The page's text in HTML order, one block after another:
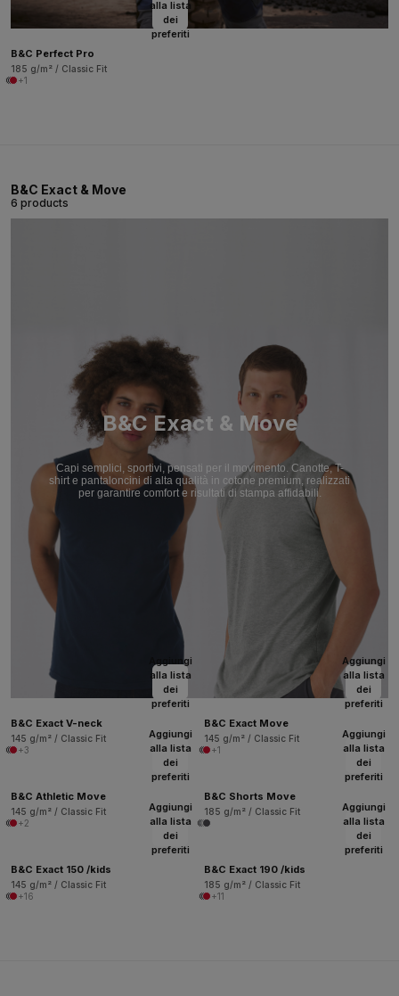
alla lista
dei
preferiti
B&C Perfect Pro
185 g/m² / Classic Fit
+1
B&C Exact & Move
6 products
B&C Exact & Move
Capi semplici, sportivi, pensati per il movimento. Canotte, T-
shirt e pantaloncini di alta qualità in cotone premium, realizzati
per garantire comfort e risultati di stampa affidabili.
Aggiungi
alla lista
dei
preferiti
B&C Exact V-neck
145 g/m² / Classic Fit
+3
Aggiungi
alla lista
dei
preferiti
B&C Exact Move
145 g/m² / Classic Fit
+1
Aggiungi
alla lista
dei
preferiti
B&C Athletic Move
145 g/m² / Classic Fit
+2
Aggiungi
alla lista
dei
preferiti
B&C Shorts Move
185 g/m² / Classic Fit
Aggiungi
alla lista
dei
preferiti
B&C Exact 150 /kids
145 g/m² / Classic Fit
+16
Aggiungi
alla lista
dei
preferiti
B&C Exact 190 /kids
185 g/m² / Classic Fit
+11